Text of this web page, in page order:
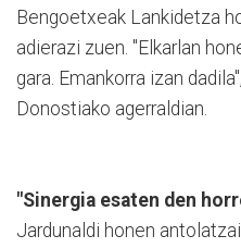
Bengoetxeak Lankidetza
adierazi zuen. "Elkarlan
gara. Emankorra izan
Donostiako agerraldian.
"Sinergia esaten den
Jardunaldi honen